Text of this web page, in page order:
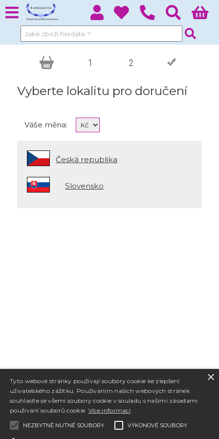
Vyberte lokalitu pro doručení
Váše měna:
Česká republika
Slovensko
×
Tyto webové stránky používají soubory cookie ke zlepšení
uživatelského zážitku. Používáním našich webových stránek
souhlasíte se všemi soubory cookie v souladu s našimi zásadami
používání souborů cookie. Více informací
NEZBYTNĚ NUTNÉ SOUBORY VÝKONOVÉ SOUBORY